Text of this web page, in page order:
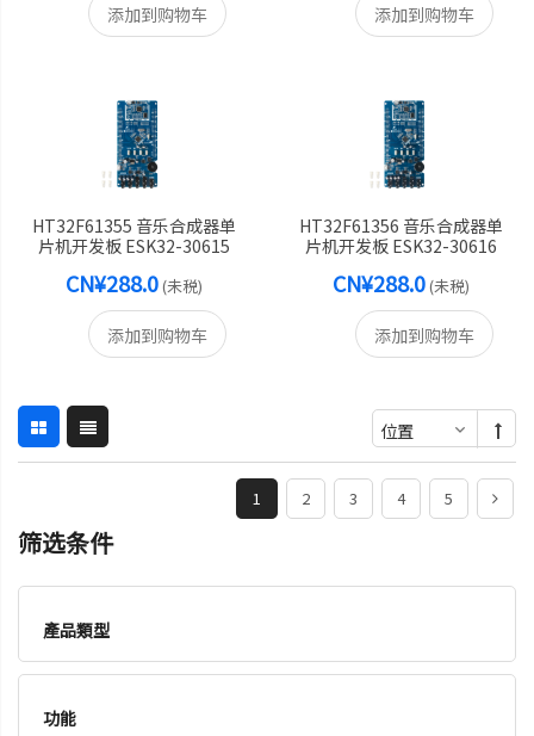
添加到购物车 添加到购物车
HT32F61355 音乐合成器单
片机开发板 ESK32-30615
CN¥288.0(未税)
添加到购物车
HT32F61356 音乐合成器单
片机开发板 ESK32-30616
CN¥288.0(未税)
添加到购物车
1 2 3 4 5
筛选条件
產品類型
功能